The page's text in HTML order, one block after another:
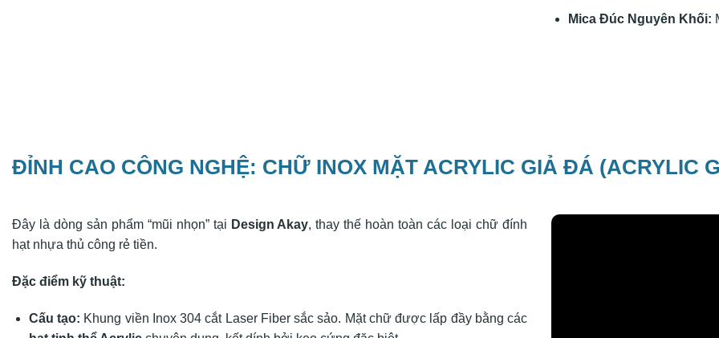
Mica Đúc Nguyên Khối:
ĐỈNH CAO CÔNG NGHỆ: CHỮ INOX MẶT ACRYLIC GIẢ ĐÁ (ACRYLIC
Đây là dòng sản phẩm “mũi nhọn” tại Design Akay, thay thế hoàn toàn các loại chữ đính
hạt nhựa thủ công rẻ tiền.
Đặc điểm kỹ thuật:
Cấu tạo: Khung viền Inox 304 cắt Laser Fiber sắc sảo. Mặt chữ được lấp đầy bằng các